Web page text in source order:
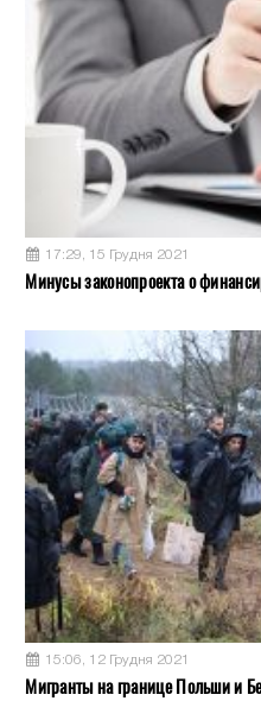
17:29, 15 Грудня 2021
Минусы законопроекта о
15:06, 12 Грудня 2021
Мигранты на границе Польши и